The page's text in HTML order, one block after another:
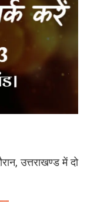
उत्तराखण्ड में दो